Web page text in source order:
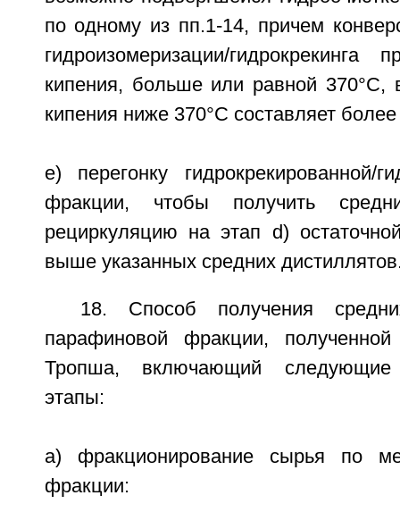
по одному из пп.1-14, причем
гидроизомеризации/гидрокрекинга
кипения, больше или равной 370°С,
кипения ниже 370°С составляет
e) перегонку гидрокрекированной/
фракции, чтобы получить
рециркуляцию на этап d)
выше указанных средних
18. Способ получения
парафиновой фракции,
Тропша, включающий следующие
этапы:
а) фракционирование сырья по
фракции: